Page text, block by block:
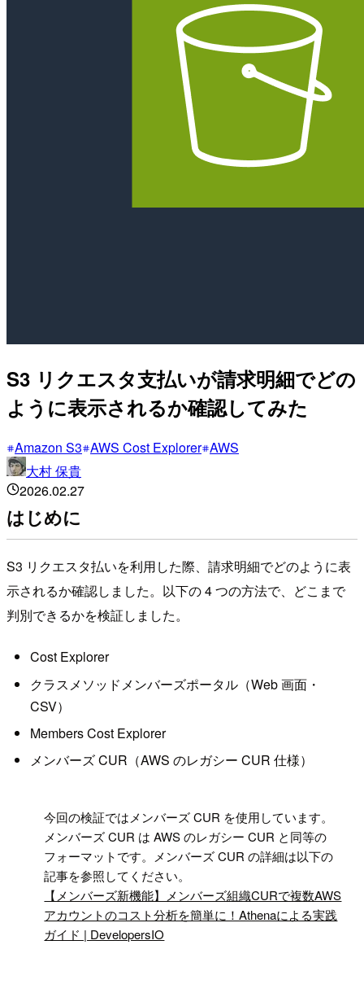
S3 リクエスタ支払いが請求明細でどの
ように表示されるか確認してみた
Amazon S3 AWS Cost Explorer AWS
大村 保貴
2026.02.27
はじめに
S3 リクエスタ払いを利用した際、請求明細でどのように表
示されるか確認しました。以下の 4 つの方法で、どこまで
判別できるかを検証しました。
Cost Explorer
クラスメソッドメンバーズポータル（Web 画面・
CSV）
Members Cost Explorer
メンバーズ CUR（AWS のレガシー CUR 仕様）
今回の検証ではメンバーズ CUR を使用しています。
メンバーズ CUR は AWS のレガシー CUR と同等の
フォーマットです。メンバーズ CUR の詳細は以下の
記事を参照してください。
【メンバーズ新機能】メンバーズ組織CURで複数AWS
アカウントのコスト分析を簡単に！Athenaによる実践
ガイド | DevelopersIO